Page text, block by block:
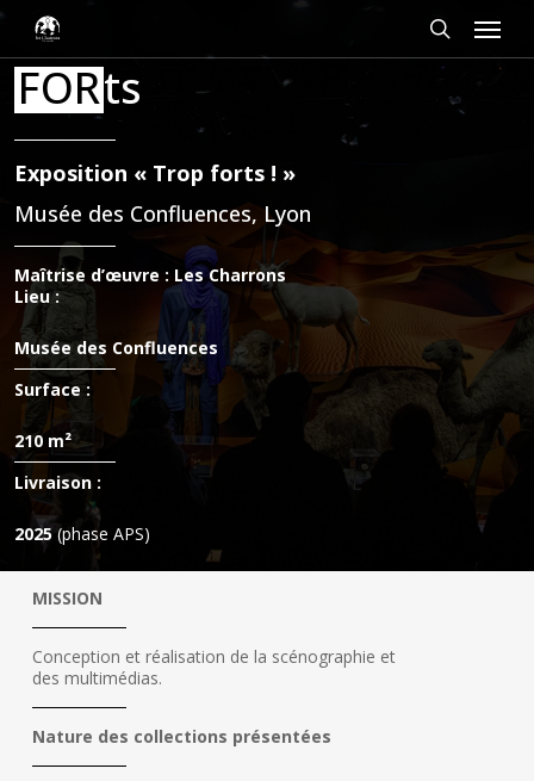
Panneau de gestion des cookies
Passer
contenu
principal
rechercher
Menu
FORts
Exposition « Trop forts ! »
Musée des Confluences, Lyon
Maîtrise d’œuvre : Les Charrons
Lieu :
Musée des Confluences
Surface :
210 m²
Livraison :
2025(phase APS)
MISSION
Conception et réalisation de la scénographie et
des multimédias.
Nature des collections présentées